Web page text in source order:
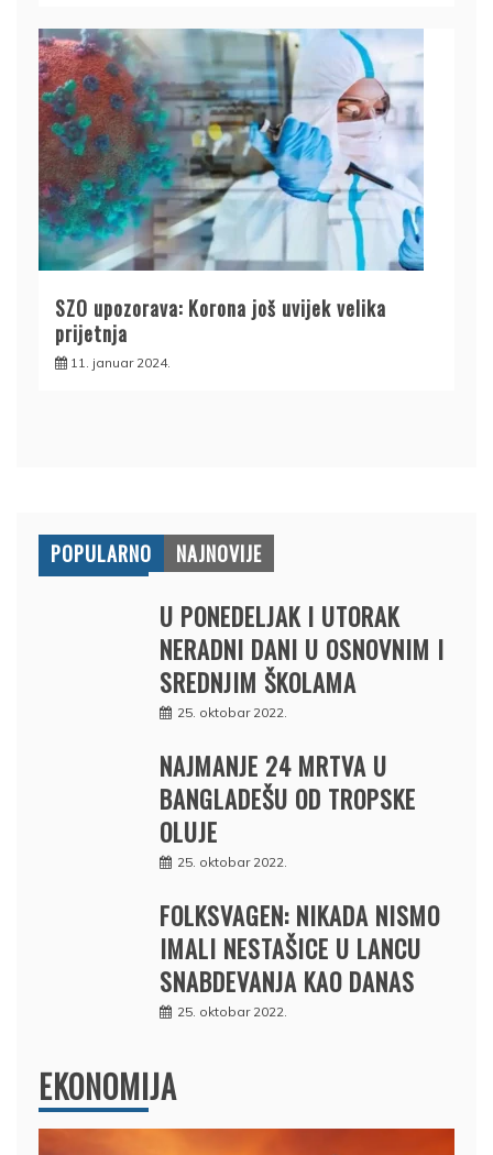
SZO upozorava: Korona još uvijek velika
prijetnja
11. januar 2024.
POPULARNO NAJNOVIJE
U PONEDELJAK I UTORAK
NERADNI DANI U OSNOVNIM I
SREDNJIM ŠKOLAMA
25. oktobar 2022.
NAJMANJE 24 MRTVA U
BANGLADEŠU OD TROPSKE
OLUJE
25. oktobar 2022.
FOLKSVAGEN: NIKADA NISMO
IMALI NESTAŠICE U LANCU
SNABDEVANJA KAO DANAS
25. oktobar 2022.
EKONOMIJA